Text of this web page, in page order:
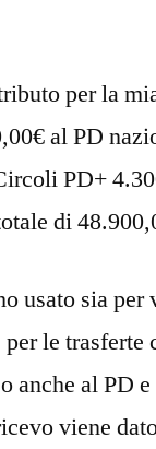
per la
al PD
PD+
di
usato sia
le
anche al PD
viene